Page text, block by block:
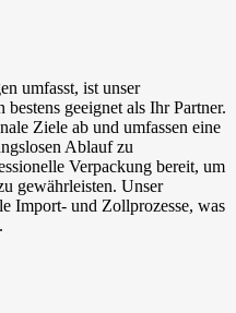
umfasst, ist unser
geeignet als Ihr Partner.
Ziele ab und umfassen eine
Ablauf zu
Verpackung bereit, um
gewährleisten. Unser
Import- und Zollprozesse, was